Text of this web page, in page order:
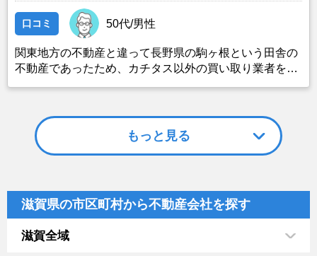
口コミ 50代/男性
関東地方の不動産と違って長野県の駒ヶ根という田舎の
不動産であったため、カチタス以外の買い取り業者をみ
も空き家の状態で不動産を残しておけないと考えて売却
を決めた。
もっと見る
滋賀県の市区町村から不動産会社を探す
滋賀全域